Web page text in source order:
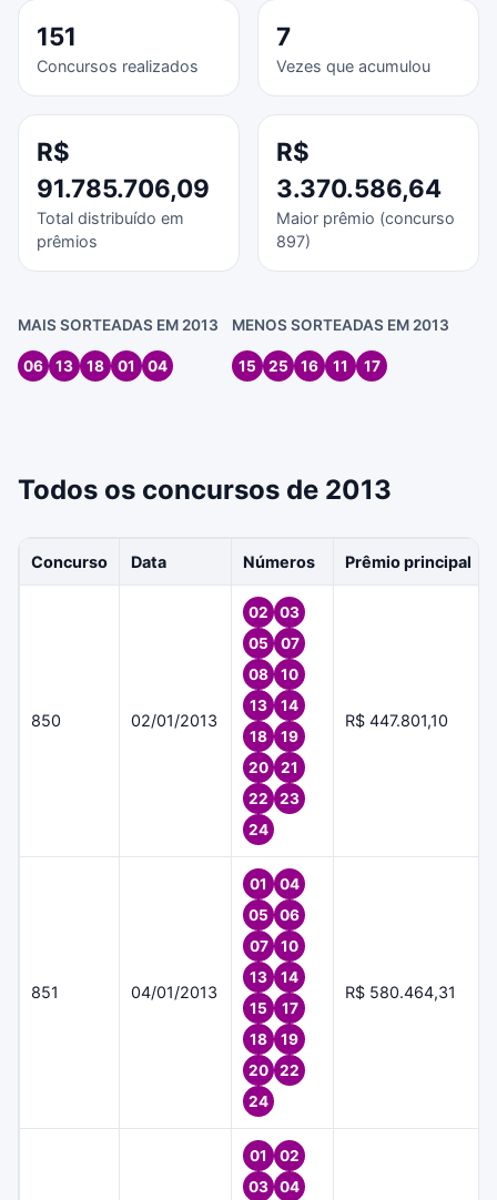
151
Concursos realizados
7
Vezes que acumulou
R$
91.785.706,09
Total distribuído em
prêmios
R$
3.370.586,64
Maior prêmio (concurso
897)
MAIS SORTEADAS EM 2013
06 13 18 01 04
MENOS SORTEADAS EM 2013
15 25 16 11 17
Todos os concursos de 2013
Concurso Data Números Prêmio principal
850 02/01/2013
02
03
05
07
08
10
13
14
18
19
20
21
22
23
24
R$ 447.801,10
851 04/01/2013
01
04
05
06
07
10
13
14
15
17
18
19
20
22
24
R$ 580.464,31
01
02
03
04